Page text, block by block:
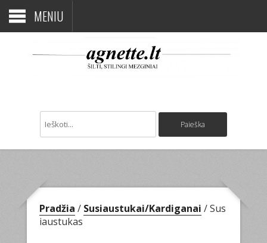
MENIU
Pradžia / Susiaustukai/Kardiganai / Sus
iaustukas